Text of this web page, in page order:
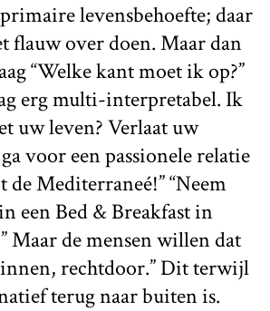
levensbehoefte; daar
flauw over doen. Maar dan
“Welke kant moet ik op?”
erg multi-interpretabel. Ik
uw leven? Verlaat uw
voor een passionele relatie
Mediterraneé!” “Neem
een Bed & Breakfast in
Maar de mensen willen dat
rechtdoor.” Dit terwijl
terug naar buiten is.